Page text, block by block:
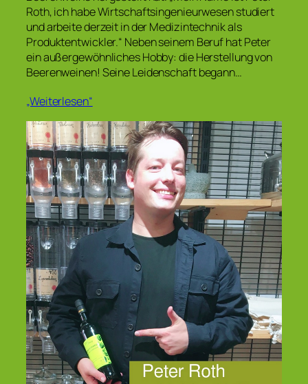
Roth, ich habe Wirtschaftsingenieurwesen studiert
und arbeite derzeit in der Medizintechnik als
Produktentwickler.“ Neben seinem Beruf hat Peter
ein außergewöhnliches Hobby: die Herstellung von
Beerenweinen! Seine Leidenschaft begann…
„Weiterlesen“